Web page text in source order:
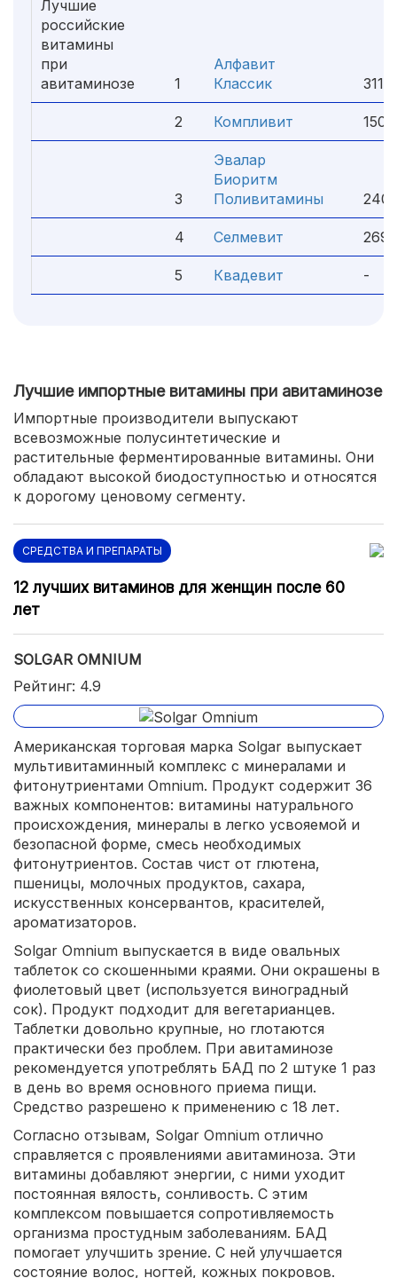
Лучшие
российские
витамины
при
авитаминозе
1
Алфавит
Классик
311 ₽
2 Компливит 150
3
Эвалар
Биоритм
Поливитамины
240
4 Селмевит 269
5 Квадевит -
Лучшие импортные витамины при авитаминозе
Импортные производители выпускают
всевозможные полусинтетические и
растительные ферментированные витамины. Они
обладают высокой биодоступностью и относятся
к дорогому ценовому сегменту.
СРЕДСТВА И ПРЕПАРАТЫ
12 лучших витаминов для женщин после 60
лет
SOLGAR OMNIUM
Рейтинг: 4.9
Американская торговая марка Solgar выпускает
мультивитаминный комплекс с минералами и
фитонутриентами Omnium. Продукт содержит 36
важных компонентов: витамины натурального
происхождения, минералы в легко усвояемой и
безопасной форме, смесь необходимых
фитонутриентов. Состав чист от глютена,
пшеницы, молочных продуктов, сахара,
искусственных консервантов, красителей,
ароматизаторов.
Solgar Omnium выпускается в виде овальных
таблеток со скошенными краями. Они окрашены в
фиолетовый цвет (используется виноградный
сок). Продукт подходит для вегетарианцев.
Таблетки довольно крупные, но глотаются
практически без проблем. При авитаминозе
рекомендуется употреблять БАД по 2 штуке 1 раз
в день во время основного приема пищи.
Средство разрешено к применению с 18 лет.
Согласно отзывам, Solgar Omnium отлично
справляется с проявлениями авитаминоза. Эти
витамины добавляют энергии, с ними уходит
постоянная вялость, сонливость. С этим
комплексом повышается сопротивляемость
организма простудным заболеваниям. БАД
помогает улучшить зрение. С ней улучшается
состояние волос, ногтей, кожных покровов.